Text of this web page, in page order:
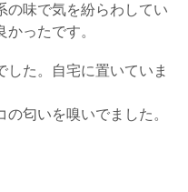
の味で気を紛らわしてい
ったです。
した。自宅に置いていま
匂いを嗅いでました。